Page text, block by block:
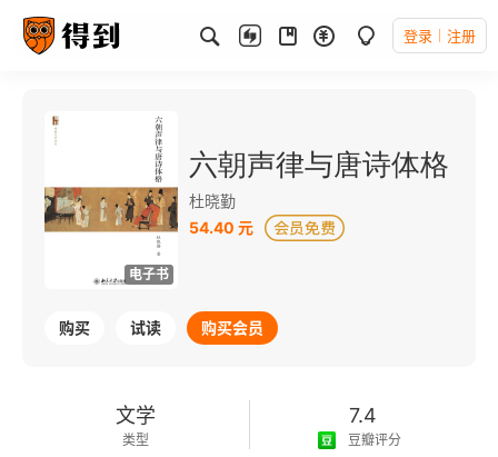
登录 注册
电子书
六朝声律与唐诗体格
杜晓勤
54.40 元
购买 试读 购买会员
文学
类型
7.4
豆瓣评分